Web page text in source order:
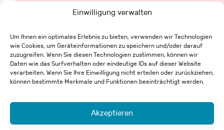
Einwilligung verwalten
Um Ihnen ein optimales Erlebnis zu bieten, verwenden wir Technologien
wie Cookies, um Geräteinformationen zu speichern und/oder darauf
zuzugreifen. Wenn Sie diesen Technologien zustimmen, können wir
Daten wie das Surfverhalten oder eindeutige IDs auf dieser Website
verarbeiten. Wenn Sie Ihre Einwilligung nicht erteilen oder zurückziehen,
können bestimmte Merkmale und Funktionen beeinträchtigt werden.
Akzeptieren
Eisenbahnstraße 62
79098 Freiburg
+49 761 55 65 27-0